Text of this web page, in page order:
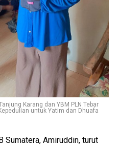
Karang dan YBM PLN Tebar
untuk Yatim dan Dhuafa
Sumatera, Amiruddin, turut